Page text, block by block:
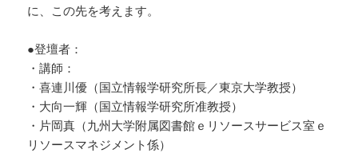
に、この先を考えます。
●登壇者：
・講師：
・喜連川優（国立情報学研究所長／東京大学教授）
・大向一輝（国立情報学研究所准教授）
・片岡真（九州大学附属図書館ｅリソースサービス室ｅ
リソースマネジメント係）